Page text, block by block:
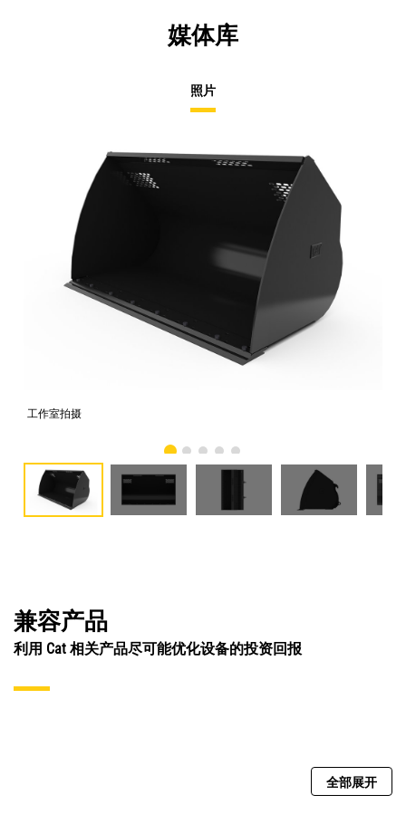
媒体库
照片
工作室拍摄
兼容产品
利用 Cat 相关产品尽可能优化设备的投资回报
全部展开